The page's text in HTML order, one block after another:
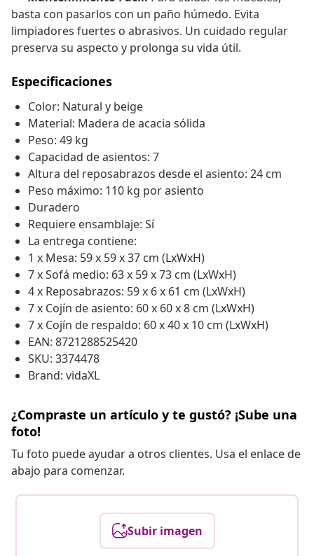
basta con pasarlos con un paño húmedo. Evita
limpiadores fuertes o abrasivos. Un cuidado regular
preserva su aspecto y prolonga su vida útil.
Especificaciones
Color: Natural y beige
Material: Madera de acacia sólida
Peso: 49 kg
Capacidad de asientos: 7
Altura del reposabrazos desde el asiento: 24 cm
Peso máximo: 110 kg por asiento
Duradero
Requiere ensamblaje: Sí
La entrega contiene:
1 x Mesa: 59 x 59 x 37 cm (LxWxH)
7 x Sofá medio: 63 x 59 x 73 cm (LxWxH)
4 x Reposabrazos: 59 x 6 x 61 cm (LxWxH)
7 x Cojín de asiento: 60 x 60 x 8 cm (LxWxH)
7 x Cojín de respaldo: 60 x 40 x 10 cm (LxWxH)
EAN: 8721288525420
SKU: 3374478
Brand: vidaXL
¿Compraste un artículo y te gustó? ¡Sube una
foto!
Tu foto puede ayudar a otros clientes. Usa el enlace de
abajo para comenzar.
Subir imagen